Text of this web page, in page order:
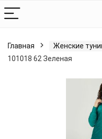
Главная Женские
101018 62 Зеленая